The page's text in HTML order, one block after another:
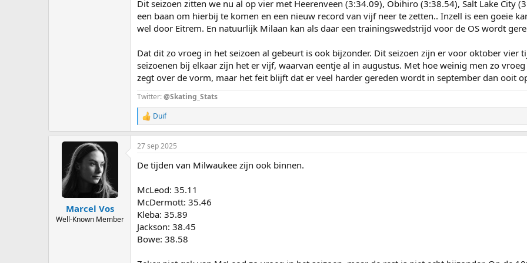
Dit seizoen zitten we nu al op vier met Heerenveen (3:34.09), Obihiro (3:38.54), Salt Lake City
een baan om hierbij te komen en een nieuw record van vijf neer te zetten.. Inzell is een goeie
wel door Eitrem. En natuurlijk Milaan kan als daar een trainingswedstrijd voor de OS wordt
Dat dit zo vroeg in het seizoen al gebeurt is ook bijzonder. Dit seizoen zijn er voor oktober vier
seizoenen bij elkaar zijn het er vijf, waarvan eentje al in augustus. Met hoe weinig men zo
zegt over de vorm, maar het feit blijft dat er veel harder gereden wordt in september dan ooit
Twitter:@Skating_Stats
R
e
a
c
i
n
s
:
Duif
Marcel Vos
Well-Known Member
27 sep 2025
De tijden van Milwaukee zijn ook binnen.
McLeod: 35.11
McDermott: 35.46
Kleba: 35.89
Jackson: 38.45
Bowe: 38.58